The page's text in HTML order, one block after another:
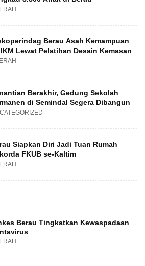
Berau Asah Kemampuan
Lewat Pelatihan Desain Kemasan
Berakhir, Gedung Sekolah
di Semindal Segera Dibangun
Siapkan Diri Jadi Tuan Rumah
FKUB se-Kaltim
Berau Tingkatkan Kewaspadaan